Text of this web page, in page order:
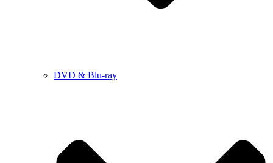
DVD & Blu-ray